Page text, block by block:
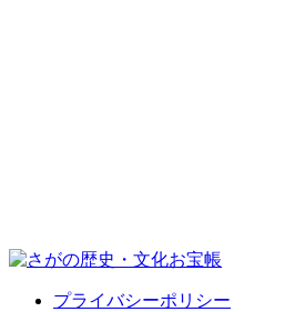
プライバシーポリシー